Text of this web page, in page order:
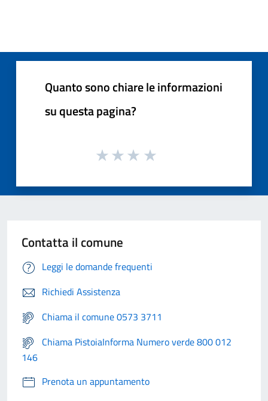
Quanto sono chiare le informazioni
su questa pagina?
Contatta il comune
Leggi le domande frequenti
Richiedi Assistenza
Chiama il comune 0573 3711
Chiama PistoiaInforma Numero verde 800 012
146
Prenota un appuntamento